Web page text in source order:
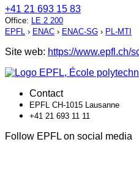
+41 21 693 15 83
Office: LE 2 200
EPFL › ENAC › ENAC-SG › PL-MTI
Site web: https://www.epfl.ch/
Contact
EPFL CH-1015 Lausanne
+41 21 693 11 11
Follow EPFL on social media